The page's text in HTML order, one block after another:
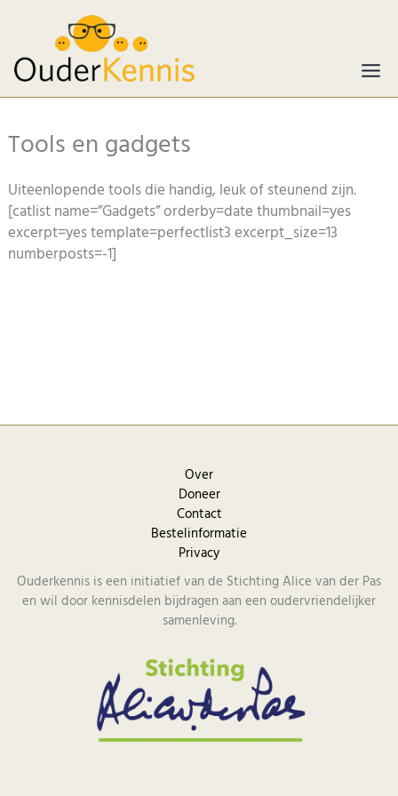
inhoud
Tools en gadgets
Uiteenlopende tools die handig, leuk of steunend zijn.
[catlist name=”Gadgets” orderby=date thumbnail=yes
excerpt=yes template=perfectlist3 excerpt_size=13
numberposts=-1]
Over
Doneer
Contact
Bestelinformatie
Privacy
Ouderkennis is een initiatief van de Stichting Alice van der Pas
en wil door kennisdelen bijdragen aan een oudervriendelijker
samenleving.